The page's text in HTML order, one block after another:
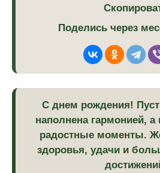
Поделись через
С днем рождения!
наполнена гармонией, а
радостные моменты.
здоровья, удачи и